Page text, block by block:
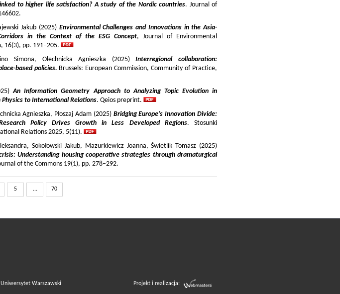
to higher life satisfaction? A study of the Nordic countries. Journal of
Jakub (2025) Environmental Challenges and Innovations in the Asia-
in the Context of the ESG Concept, Journal of Environmental
16(3), pp. 191–205.
Simona, Olechnicka Agnieszka (2025)Interregional collaboration:
based policies. Brussels: European Commission, Community of Practice,
An Information Geometry Approach to Analyzing Topic Evolution in
to International Relations. Qeios preprint.
Agnieszka, Płoszaj Adam (2025) Bridging Europe’s Innovation Divide:
Policy Drives Growth in Less Developed Regions. Stosunki
Relations 2025, 5(11).
Sokołowski Jakub, Mazurkiewicz Joanna, Świetlik Tomasz (2025)
Understanding housing cooperative strategies through dramaturgical
of the Commons 19(1), pp. 278–292.
5 ... 70
Warszawski Projekt i realizacja: